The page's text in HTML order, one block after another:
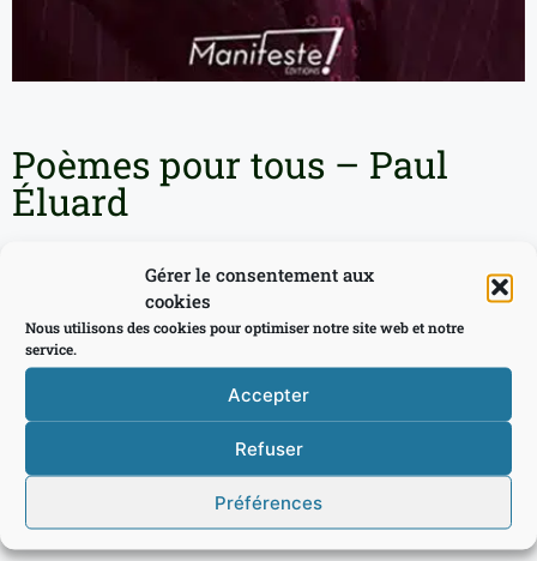
Gérer le consentement aux
cookies
Nous utilisons des cookies pour optimiser notre site web et notre
service.
Accepter
Refuser
Préférences
Poèmes pour tous – Paul
Éluard
Ajouter au panier
Description